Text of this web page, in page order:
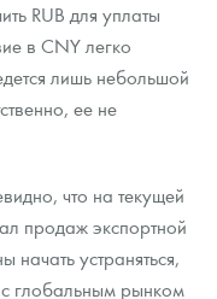
RUB для уплаты
в CNY легко
лишь небольшой
ее не
что на текущей
продаж экспортной
устраняться,
с глобальным рынком